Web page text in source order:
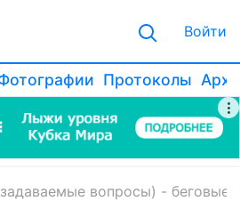
Войти
Протоколы
задаваемые вопросы) - беговые